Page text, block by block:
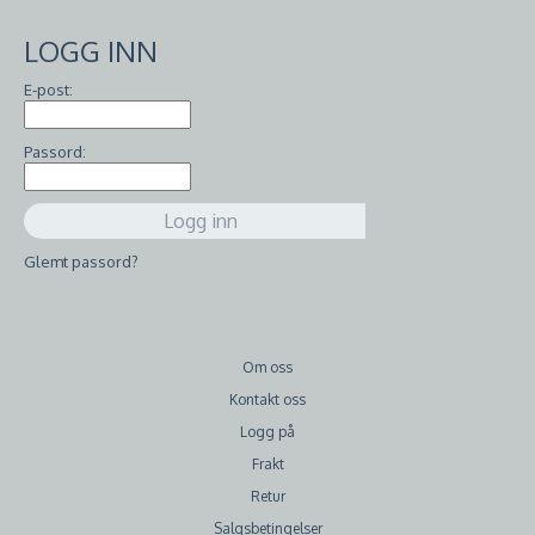
LOGG INN
E-post:
Passord:
Glemt passord?
Om oss
Kontakt oss
Logg på
Frakt
Retur
Salgsbetingelser